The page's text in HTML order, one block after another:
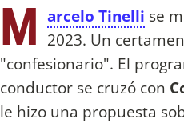
M arcelo Tinelli se
2023. Un
"confesionario". El
conductor se cruzó con
le hizo una propuesta